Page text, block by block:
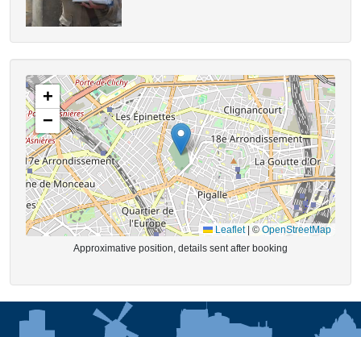
+
−
Leaflet | ©OpenStreetMap
Approximative position, details sent after booking